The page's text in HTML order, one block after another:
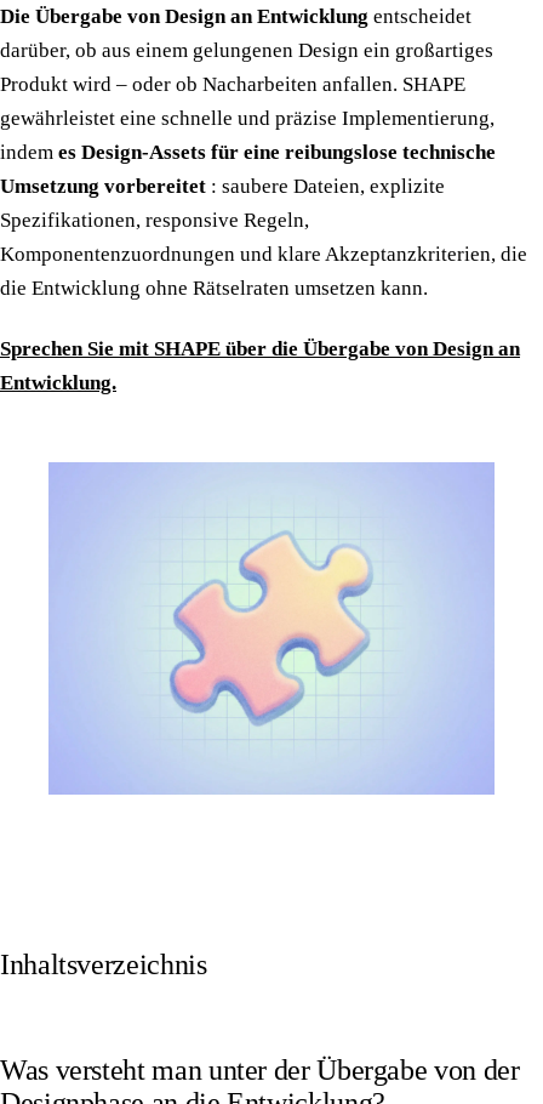
Die Übergabe von Design an Entwicklung entscheidet
darüber, ob aus einem gelungenen Design ein großartiges
Produkt wird – oder ob Nacharbeiten anfallen. SHAPE
gewährleistet eine schnelle und präzise Implementierung,
indem es Design-Assets für eine reibungslose technische
Umsetzung vorbereitet : saubere Dateien, explizite
Spezifikationen, responsive Regeln,
Komponentenzuordnungen und klare Akzeptanzkriterien, die
die Entwicklung ohne Rätselraten umsetzen kann.
Sprechen Sie mit SHAPE über die Übergabe von Design an
Entwicklung.
Inhaltsverzeichnis
Was versteht man unter der Übergabe von der